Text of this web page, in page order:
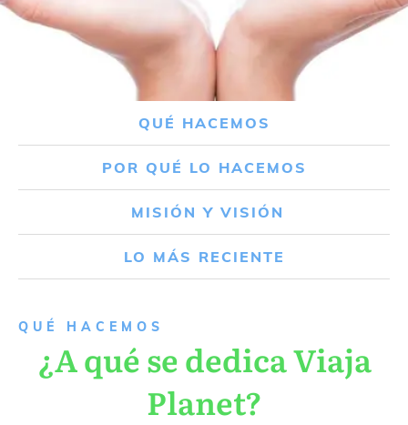
QUÉ HACEMOS
POR QUÉ LO HACEMOS
MISIÓN Y VISIÓN
LO MÁS RECIENTE
QUÉ HACEMOS
¿A qué se dedica Viaja
Planet?